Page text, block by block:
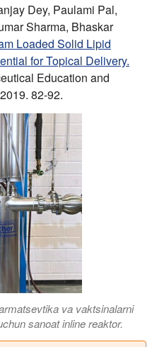
Dey, Paulami Pal,
Sharma, Bhaskar
Loaded Solid Lipid
for Topical Delivery.
Education and
82-92.
va vaktsinalarni
sanoat inline reaktor.